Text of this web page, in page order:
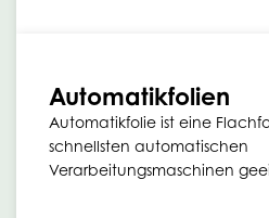
Automatikfolien
Automatikfolie ist eine
schnellsten automatischen
Verarbeitungsmaschinen